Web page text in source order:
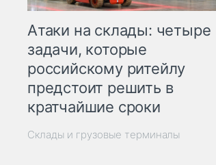
Атаки на склады: четыре
задачи, которые
российскому ритейлу
предстоит решить в
кратчайшие сроки
Склады и грузовые терминалы